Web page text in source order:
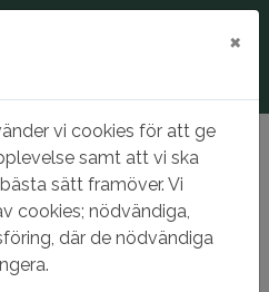
hittas
inte hittas
inte hittas.
×
vi cookies för att ge
samt att vi ska
sätt framöver. Vi
cookies; nödvändiga,
där de nödvändiga